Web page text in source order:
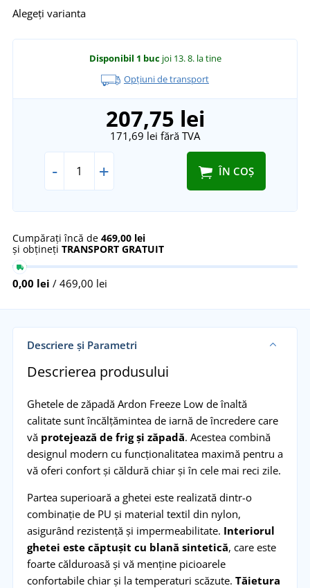
Alegeți varianta
Disponibil 1 buc joi 13. 8. la tine
Opțiuni de transport
207,75 lei
171,69 lei fără TVA
- + ÎN COȘ
Cumpărați încă de 469,00 lei
și obțineți TRANSPORT GRATUIT
0,00 lei / 469,00 lei
Descriere și Parametri
Descrierea produsului
Ghetele de zăpadă Ardon Freeze Low de înaltă
calitate sunt încălțămintea de iarnă de încredere care
vă protejează de frig și zăpadă. Acestea combină
designul modern cu funcționalitatea maximă pentru a
vă oferi confort și căldură chiar și în cele mai reci zile.
Partea superioară a ghetei este realizată dintr-o
combinație de PU și material textil din nylon,
asigurând rezistență și impermeabilitate. Interiorul
ghetei este căptușit cu blană sintetică, care este
foarte călduroasă și vă menține picioarele
confortabile chiar și la temperaturi scăzute. Tăietura